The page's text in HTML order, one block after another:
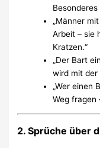
Besonderes
„Männer
Arbeit – sie
Kratzen.“
„Der Bart
wird mit der
„Wer einen
Weg fragen
2. Sprüche über